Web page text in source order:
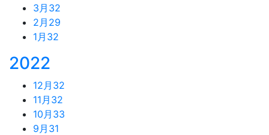
3月 32
2月 29
1月 32
2022
12月 32
11月 32
10月 33
9月 31